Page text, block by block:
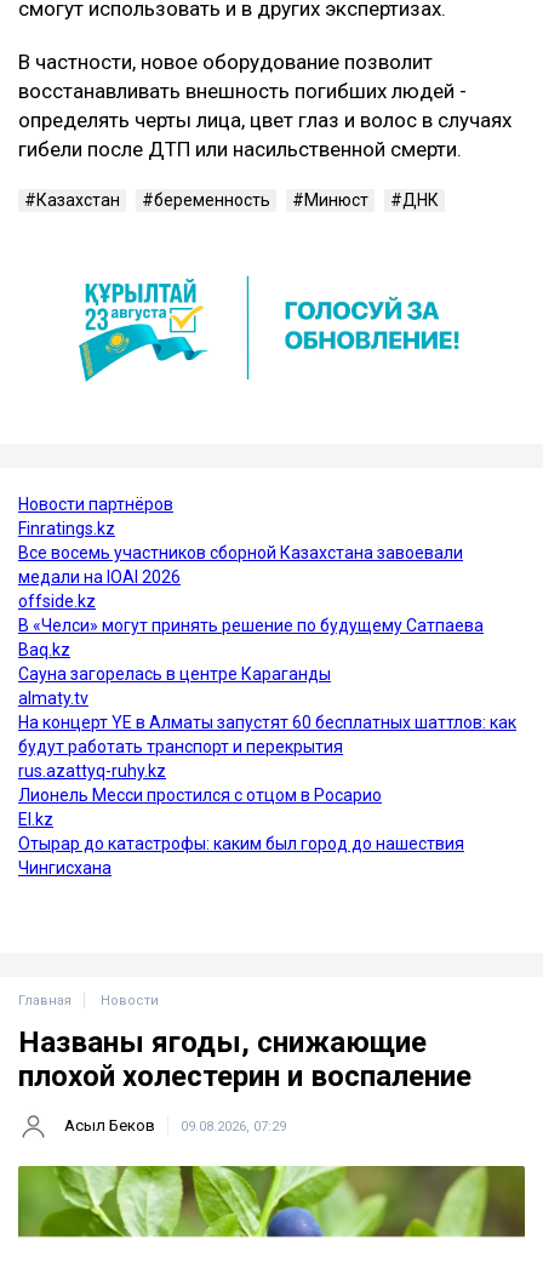
смогут использовать и в других экспертизах.
В частности, новое оборудование позволит
восстанавливать внешность погибших людей -
определять черты лица, цвет глаз и волос в случаях
гибели после ДТП или насильственной смерти.
Казахстан беременность Минюст ДНК